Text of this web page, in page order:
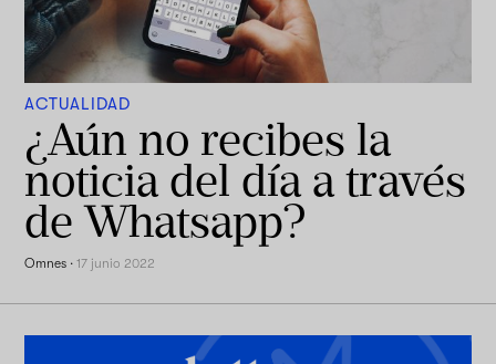
ACTUALIDAD
¿Aún no recibes la
noticia del día a través
de Whatsapp?
Omnes ·17 junio 2022